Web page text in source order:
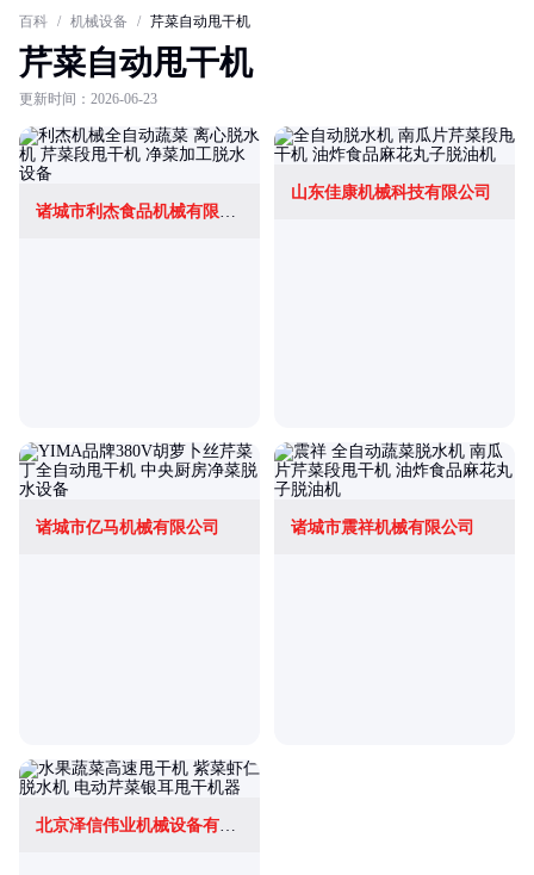
百科 / 机械设备 / 芹菜自动甩干机
芹菜自动甩干机
更新时间：2026-06-23
诸城市利杰食品机械有限公司
山东佳康机械科技有限公司
诸城市亿马机械有限公司 诸城市震祥机械有限公司